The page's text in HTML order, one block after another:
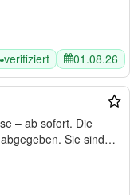
verifiziert 01.08.26
ab sofort. Die
beiden sind Geschwister und unzertrennlich, daher werden sie nur zusammen abgegeben. Sie sind…